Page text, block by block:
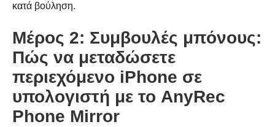
κατά βούληση.
Μέρος 2: Συμβουλές μπόνους:
Πώς να μεταδώσετε
περιεχόμενο iPhone σε
υπολογιστή με το AnyRec
Phone Mirror